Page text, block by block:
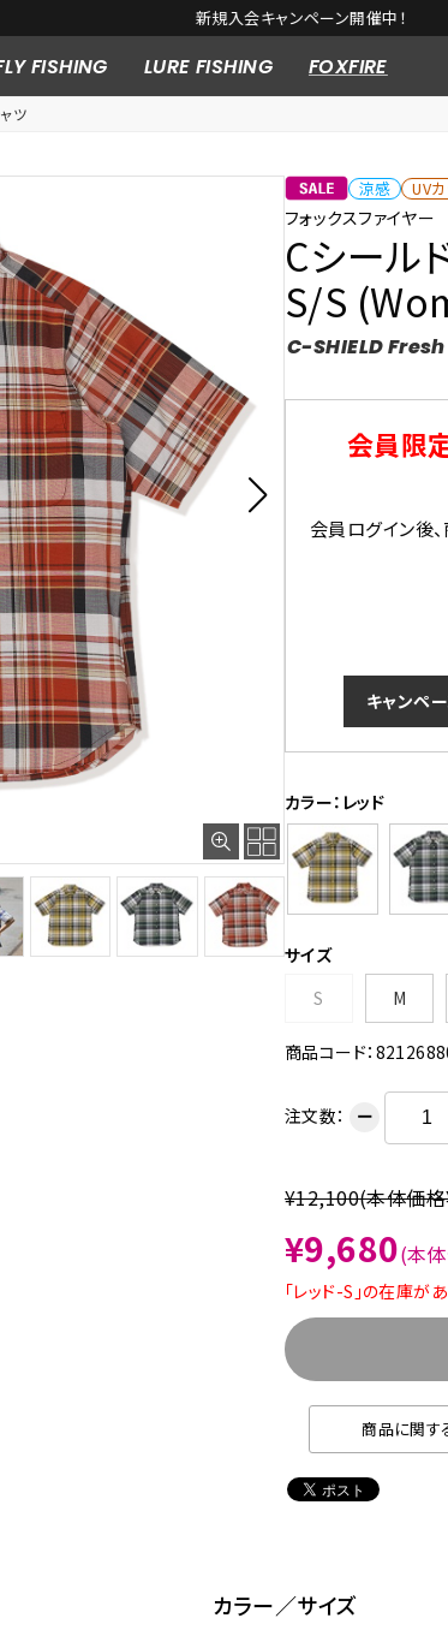
新規入会キャンペーン開催中！
FISHING LURE FISHING FOXFIRE
ツ
涼感 UV
フォックスファイヤー
Cシール
S/S
C-SHIELD
会員限
会員ログイン後
キャンペ
カラー：レッド
サイズ
S
M
商品コード：
注文数： ー
¥12,100(本体価
¥9,680(本
「レッド-S」の在庫が
商品に関す
カラー／サイズ